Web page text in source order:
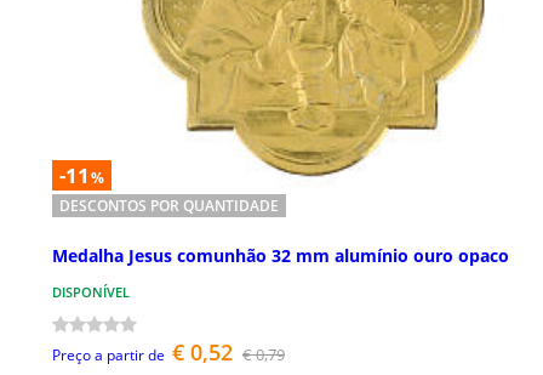
-11 %
DESCONTOS POR QUANTIDADE
Medalha Jesus comunhão 32 mm alumínio ouro opaco
DISPONÍVEL
Preço a partir de € 0,52 € 0,79